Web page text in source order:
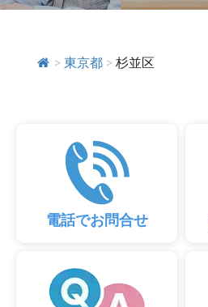
> 東京都 > 杉並区
電話でお問合せ